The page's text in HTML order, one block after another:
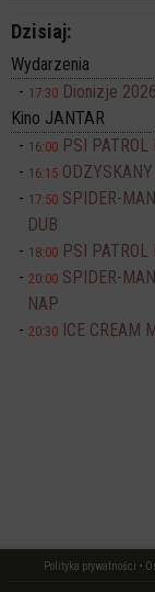
Dzisiaj:
Wydarzenia
17:30 Dionizje 2026
Kino JANTAR
16:00 PSI
16:15
17:50 SPIDER-
DUB
18:00 PSI
20:00 SPIDER-
NAP
20:30 ICE CREAM
Polityka prywatności •